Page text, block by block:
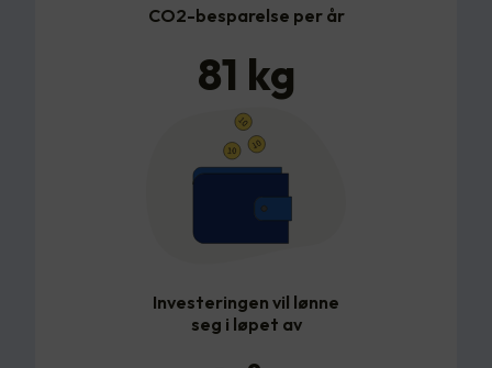
CO2-besparelse per år
81 kg
Investeringen vil lønne
seg i løpet av